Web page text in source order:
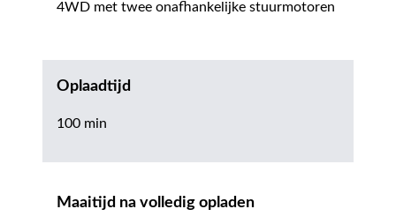
4WD met twee onafhankelijke stuurmotoren
Oplaadtijd
100 min
Maaitijd na volledig opladen